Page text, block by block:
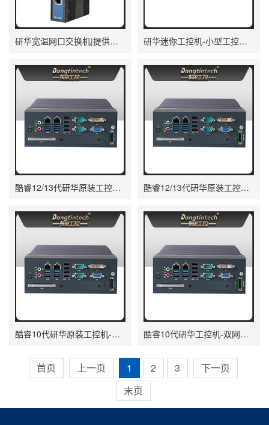
研华宽温网口交换机|提供广播风暴保护|EKI-2528-BE 研华迷你工控机-小型工控电脑|EPC-B2208
酷睿12/13代研华原装工控机-高性能工业电脑||MIC-770V3W-00A1 酷睿12/13代研华原装工控机-6COM口工控主机|MIC-770V3H-00A1
酷睿10代研华原装工控机-三显口工业计算机|MIC-770W-20A1 酷睿10代研华工控机-双网口工控主机|MIC-770H-20A1
首页 上一页 1 2 3
下一页
末页